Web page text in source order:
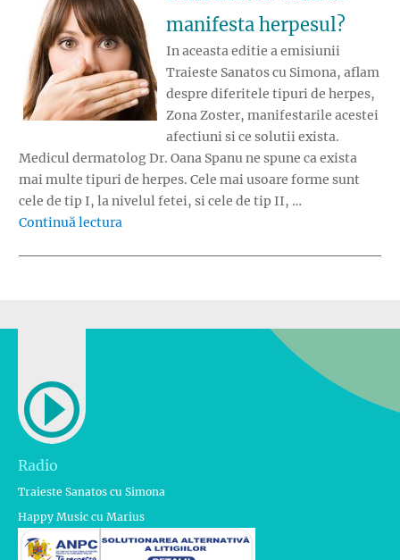
manifesta herpesul?
In aceasta editie a emisiunii
Traieste Sanatos cu Simona, aflam
despre diferitele tipuri de herpes,
Zona Zoster, manifestarile acestei
afectiuni si ce solutii exista.
Medicul dermatolog Dr. Oana Spanu ne spune ca exista
mai multe tipuri de herpes. Cele mai usoare forme sunt
cele de tip I, la nivelul fetei, si cele de tip II, …
Continuă lectura
Radio
Traieste Sanatos cu Simona
Happy Music cu Marius